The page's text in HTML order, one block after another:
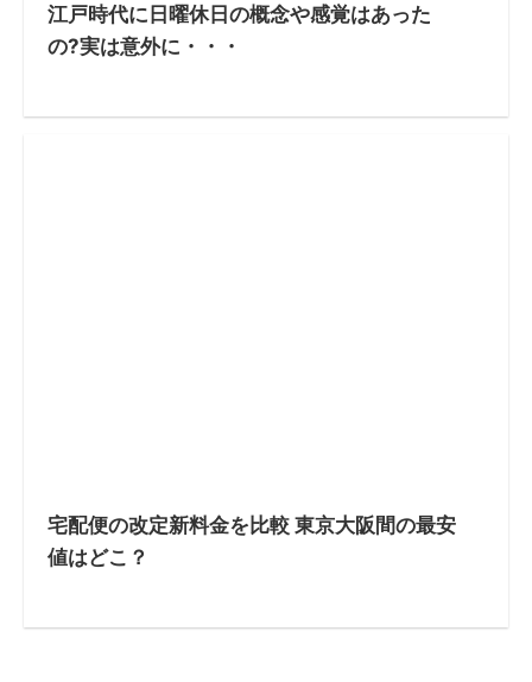
江戸時代に日曜休日の概念や感覚はあった
の?実は意外に・・・
宅配便の改定新料金を比較 東京大阪間の最安
値はどこ？